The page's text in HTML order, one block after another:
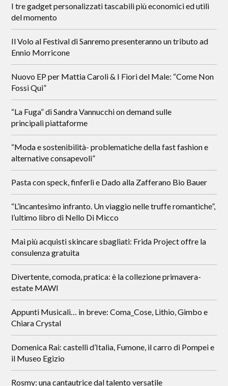
I tre gadget personalizzati tascabili più economici ed utili
del momento
Il Volo al Festival di Sanremo presenteranno un tributo ad
Ennio Morricone
Nuovo EP per Mattia Caroli & I Fiori del Male: “Come Non
Fossi Qui”
“La Fuga” di Sandra Vannucchi on demand sulle
principali piattaforme
“Moda e sostenibilità- problematiche della fast fashion e
alternative consapevoli”
Pasta con speck, finferli e Dado alla Zafferano Bio Bauer
“L’incantesimo infranto. Un viaggio nelle truffe romantiche”,
l’ultimo libro di Nello Di Micco
Mai più acquisti skincare sbagliati: Frida Project offre la
consulenza gratuita
Divertente, comoda, pratica: è la collezione primavera-
estate MAWI
Appunti Musicali… in breve: Coma_Cose, Lithio, Gimbo e
Chiara Crystal
Domenica Rai: castelli d’Italia, Fumone, il carro di Pompei e
il Museo Egizio
Rosmy: una cantautrice dal talento versatile